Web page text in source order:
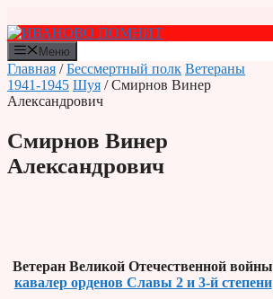
к
содержимому
Меню
Главная /Бессмертный полк Ветераны
1941-1945 Шуя / Смирнов Винер
Александрович
Смирнов Винер
Александрович
Ветеран Великой Отечественной войны
кавалер орденов Славы 2 и 3-й степени